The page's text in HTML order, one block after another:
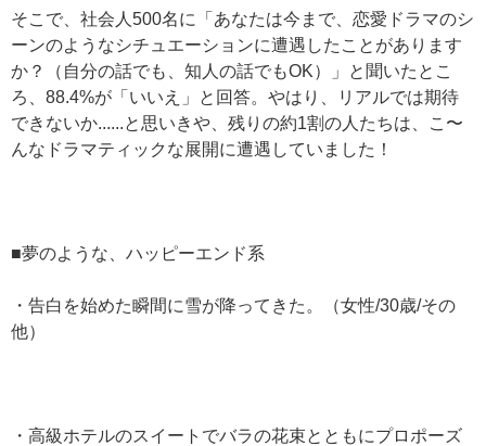
そこで、社会人500名に「あなたは今まで、恋愛ドラマのシ
ーンのようなシチュエーションに遭遇したことがあります
か？（自分の話でも、知人の話でもOK）」と聞いたとこ
ろ、88.4%が「いいえ」と回答。やはり、リアルでは期待
できないか......と思いきや、残りの約1割の人たちは、こ〜
んなドラマティックな展開に遭遇していました！
■夢のような、ハッピーエンド系
・告白を始めた瞬間に雪が降ってきた。（女性/30歳/その
他）
・高級ホテルのスイートでバラの花束とともにプロポーズ